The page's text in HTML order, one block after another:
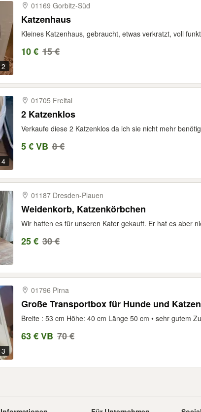
2
01169 Gorbitz-​Süd
Katzenhaus
Kleines Katzenhaus, gebraucht, etwas verkratzt, voll
10 € 15 €
4
01705 Freital
2 Katzenklos
Verkaufe diese 2 Katzenklos da ich sie nicht mehr
5 € VB 8 €
01187 Dresden-​Plauen
Weidenkorb, Katzenkörbchen
Wir hatten es für unseren Kater gekauft. Er hat es aber
25 € 30 €
3
01796 Pirna
Große Transportbox für Hunde und Katzen
Breite : 53 cm Höhe: 40 cm Länge 50 cm • sehr gutem
63 € VB 70 €